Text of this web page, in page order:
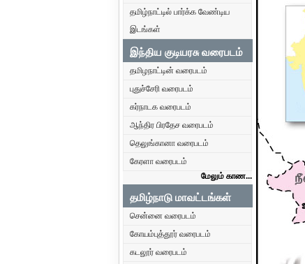
தமிழ்நாட்டில் பார்க்க வேண்டிய
இடங்கள்
இந்திய குடியரசு வரைபடம்
தமிழநாட்டின் வரைபடம்
புதுச்சேரி வரைபடம்
கர்நாடக வரைபடம்
ஆந்திர பிரதேச வரைபடம்
தெலுங்கானா வரைபடம்
கேரளா வரைபடம்
மேலும் காண...
தமிழ்நாடு மாவட்டங்கள்
சென்னை வரைபடம்
கோயம்புத்தூர் வரைபடம்
கடலூர் வரைபடம்